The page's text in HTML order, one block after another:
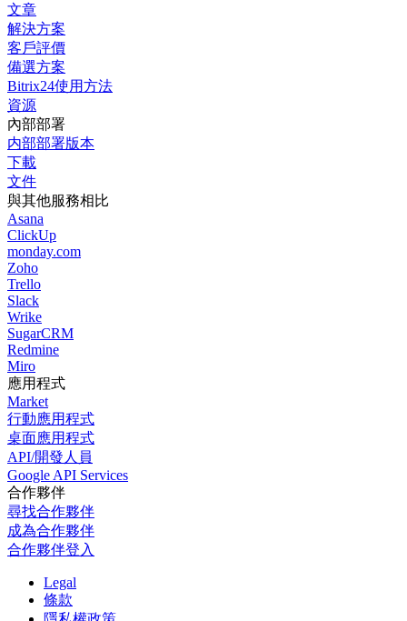
文章
解決方案
客戶評價
備選方案
Bitrix24使用方法
資源
內部部署
内部部署版本
下載
文件
與其他服務相比
Asana
ClickUp
monday.com
Zoho
Trello
Slack
Wrike
SugarCRM
Redmine
Miro
應用程式
Market
行動應用程式
桌面應用程式
API/開發人員
Google API Services
合作夥伴
尋找合作夥伴
成為合作夥伴
合作夥伴登入
Legal
條款